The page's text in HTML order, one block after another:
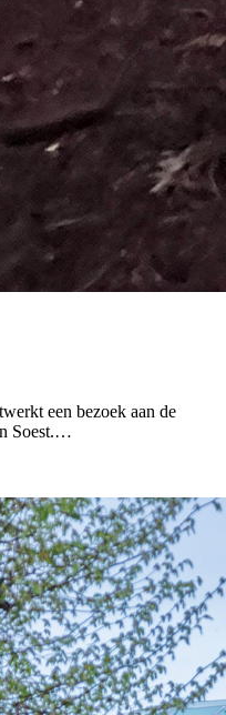
een bezoek aan de
Soest.…